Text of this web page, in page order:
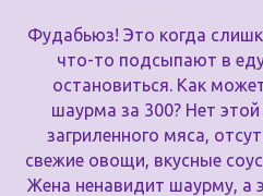
Фудабьюз! Это когда
что-то подсыпают в
остановиться. Как
шаурма за 300? Нет
загриленного мяса,
свежие овощи, вкусные
Жена ненавидит шаурму, а